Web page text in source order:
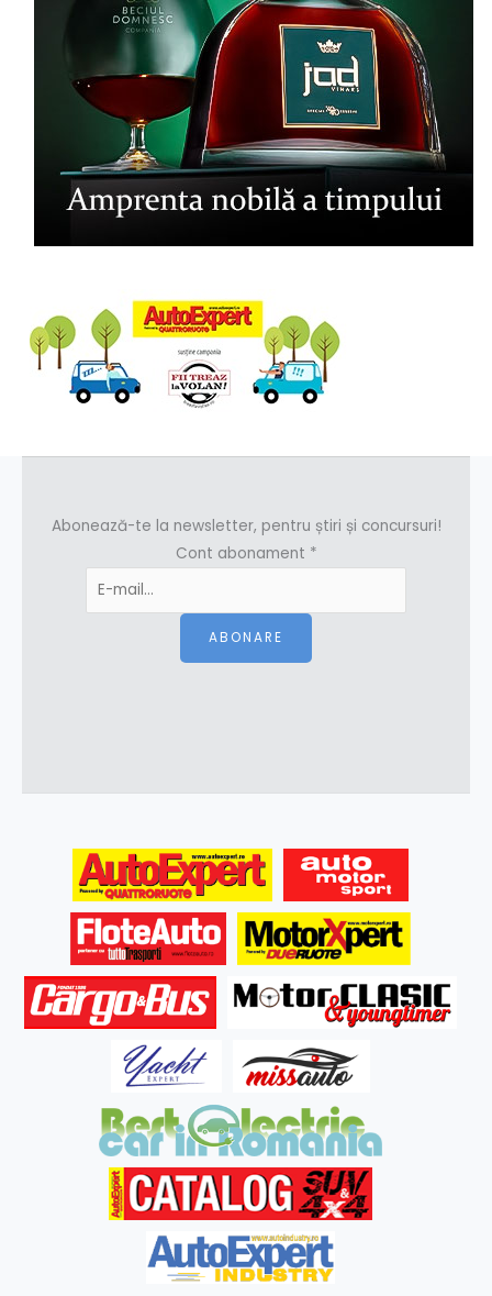
Abonează-te la newsletter, pentru știri și concursuri!
Cont abonament *
ABONARE